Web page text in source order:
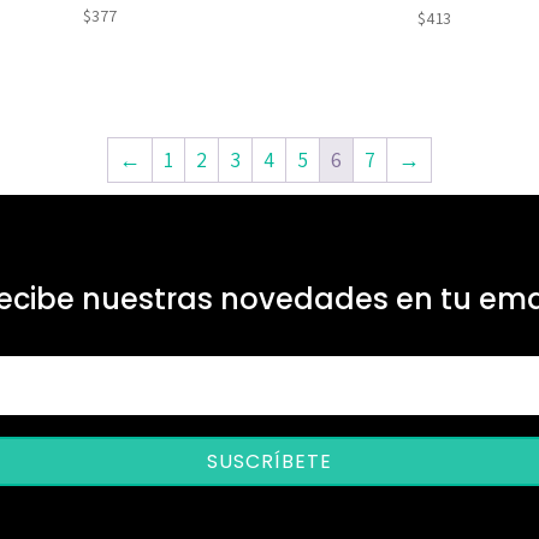
$377 $413
← 1 2 3 4 5 6 7 →
nuestras novedades en tu
SUSCRÍBETE